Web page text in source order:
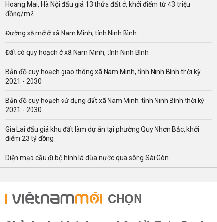
Hoàng Mai, Hà Nội đấu giá 13 thửa đất ở, khởi điểm từ 43 triệu
đồng/m2
Đường sẽ mở ở xã Nam Minh, tỉnh Ninh Bình
Đất có quy hoạch ở xã Nam Minh, tỉnh Ninh Bình
Bản đồ quy hoạch giao thông xã Nam Minh, tỉnh Ninh Bình thời kỳ
2021 - 2030
Bản đồ quy hoạch sử dụng đất xã Nam Minh, tỉnh Ninh Bình thời kỳ
2021 - 2030
Gia Lai đấu giá khu đất làm dự án tại phường Quy Nhơn Bắc, khởi
điểm 23 tỷ đồng
Diện mạo cầu đi bộ hình lá dừa nước qua sông Sài Gòn
CHỌN